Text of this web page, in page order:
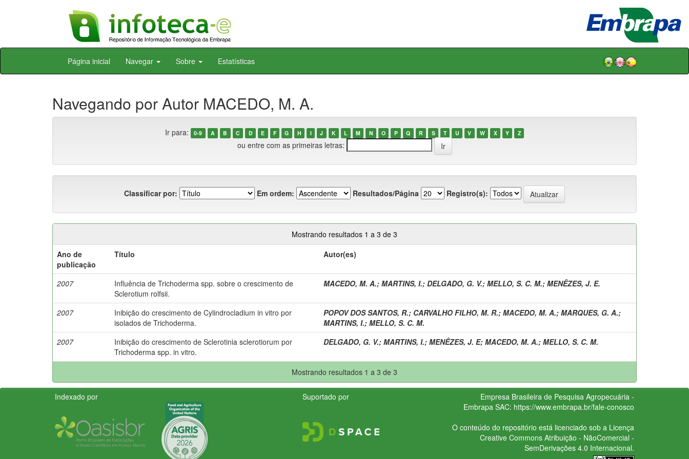
Skip
Página inicial Navegar Sobre Estatísticas
Navegando por Autor MACEDO, M. A.
Ir para: 0-9 A B C D E F G H I J K L M N O P Q R S T U V W X Y Z
ou entre com as primeiras letras:
Classificar por: Em ordem: Resultados/Página Registro(s):
Mostrando resultados 1 a 3 de 3
Ano de
publicação
Título Autor(es)
2007
Influência de Trichoderma spp. sobre o crescimento de
Sclerotium rolfsii.
MACEDO, M. A.; MARTINS, I.; DELGADO, G. V.; MELLO, S. C. M.; MENÊZES, J. E.
2007
Inibição do crescimento de Cylindrocladium in vitro por
isolados de Trichoderma.
POPOV DOS SANTOS, R.; CARVALHO FILHO, M. R.; MACEDO, M. A.; MARQUES, G. A.;
MARTINS, I.; MELLO, S. C. M.
2007
Inibição do crescimento de Sclerotinia sclerotiorum por
Trichoderma spp. in vitro.
DELGADO, G. V.; MARTINS, I.; MENÊZES, J. E; MACEDO, M. A.; MELLO, S. C. M.
Mostrando resultados 1 a 3 de 3
Indexado por Suportado por
Empresa Brasileira de Pesquisa Agropecuária -
Embrapa SAC: https://www.embrapa.br/fale-conosco
O conteúdo do repositório está licenciado sob a Licença
Creative CommonsAtribuição - NãoComercial -
SemDerivações 4.0 Internacional.